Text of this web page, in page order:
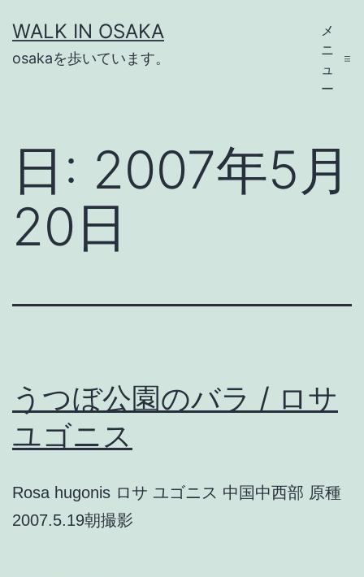
ン
テ
WALK IN OSAKA
osakaを歩いています。
メ
ニ
ュ
ー
日: 2007年5月
20日
うつぼ公園のバラ / ロサ
ユゴニス
Rosa hugonis ロサ ユゴニス 中国中西部 原種
2007.5.19朝撮影